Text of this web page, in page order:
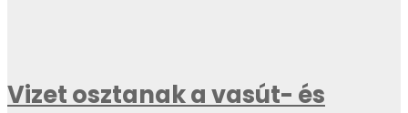
Vizet osztanak a vasút- és